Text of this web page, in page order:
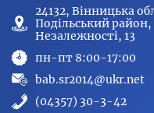
24132, Вінницька
Подільський район,
Незалежності, 13
пн-пт 8:00-17:00
bab.sr2014@ukr.net
(04357) 30-3-42